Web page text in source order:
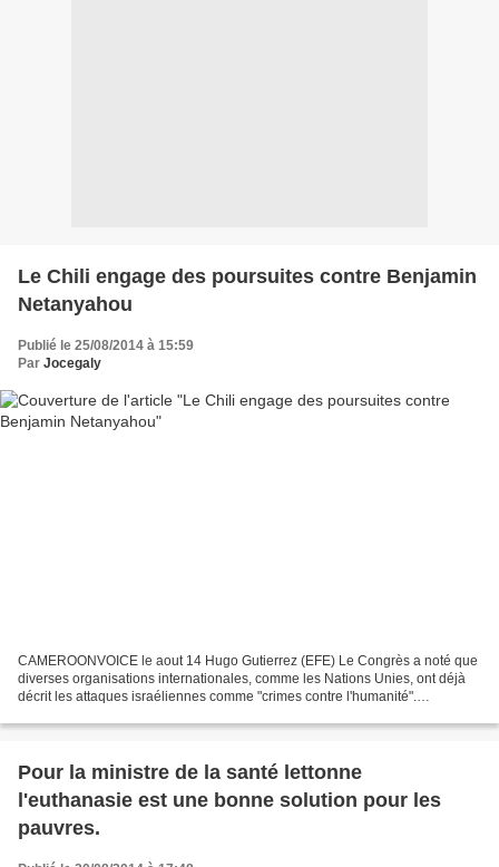
Le Chili engage des poursuites contre Benjamin
Netanyahou
Publié le 25/08/2014 à 15:59
Par Jocegaly
CAMEROONVOICE le aout 14 Hugo Gutierrez (EFE) Le Congrès a noté que
diverses organisations internationales, comme les Nations Unies, ont déjà
décrit les attaques israéliennes comme "crimes contre l'humanité".
Pour la ministre de la santé lettonne
l'euthanasie est une bonne solution pour les
pauvres.